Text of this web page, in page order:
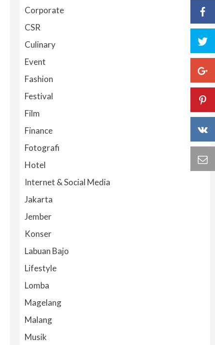
Corporate
CSR
Culinary
Event
Fashion
Festival
Film
Finance
Fotografi
Hotel
Internet & Social Media
Jakarta
Jember
Konser
Labuan Bajo
Lifestyle
Lomba
Magelang
Malang
Musik